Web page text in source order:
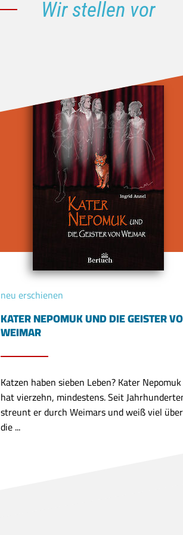
Wir stellen vor
neu erschienen
KATER NEPOMUK UND DIE GEISTER
WEIMAR
Katzen haben sieben Leben? Kater Nepomuk
hat vierzehn, mindestens. Seit
streunt er durch Weimars und weiß viel über
die ...